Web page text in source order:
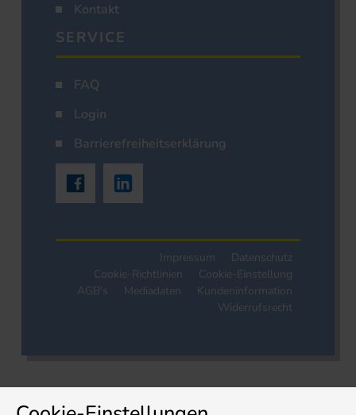
Kontakt
SERVICE
FAQ
Login
Barrierefreiheitserklärung
Impressum
Datenschutz
Cookie-Richtlinien
Cookie-Einstellung
AGB's
Mediadaten
Kundeninformation
Widerrufsrecht